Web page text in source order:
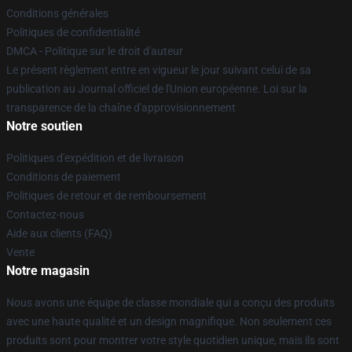
Conditions générales
Politiques de confidentialité
DMCA - Politique sur le droit d'auteur
Le présent règlement entre en vigueur le jour suivant celui de sa
publication au Journal officiel de l'Union européenne. Loi sur la
transparence de la chaîne d'approvisionnement
Notre soutien
Politiques d'expédition et de livraison
Conditions de paiement
Politiques de retour et de remboursement
Contactez-nous
Aide aux clients (FAQ)
Vente
Notre magasin
Nous avons une équipe de classe mondiale qui a conçu des produits
avec une haute qualité et un design magnifique. Non seulement ces
produits sont pour montrer votre style quotidien unique, mais ils sont